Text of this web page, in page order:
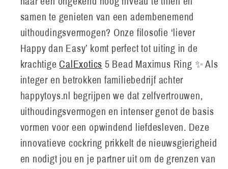
samen te genieten van een adembenemend
uithoudingsvermogen? Onze filosofie ‘liever
Happy dan Easy’ komt perfect tot uiting in de
krachtigeCalExotics 5 Bead Maximus Ring ✨ Als
integer en betrokken familiebedrijf achter
happytoys.nl begrijpen we dat zelfvertrouwen,
uithoudingsvermogen en intenser genot de basis
vormen voor een opwindend liefdesleven. Deze
innovatieve cockring prikkelt de nieuwsgierigheid
en nodigt jou en je partner uit om de grenzen van